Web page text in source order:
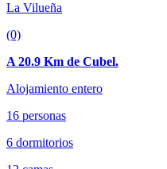
La Vilueña
(0)
A 20.9 Km de Cubel.
Alojamiento entero
16 personas
6 dormitorios